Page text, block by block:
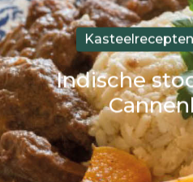
Kasteelrecepten
Indische